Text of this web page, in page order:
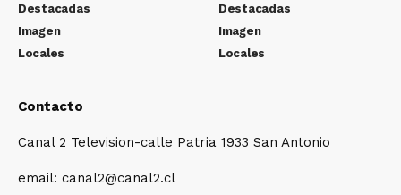
Destacadas
Imagen
Locales
Destacadas
Imagen
Locales
Contacto
Canal 2 Television-calle Patria 1933 San Antonio
email: canal2@canal2.cl